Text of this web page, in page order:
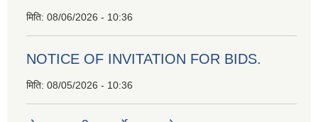
मिति: 08/06/2026 - 10:36
NOTICE OF INVITATION FOR BIDS.
मिति: 08/05/2026 - 10:36